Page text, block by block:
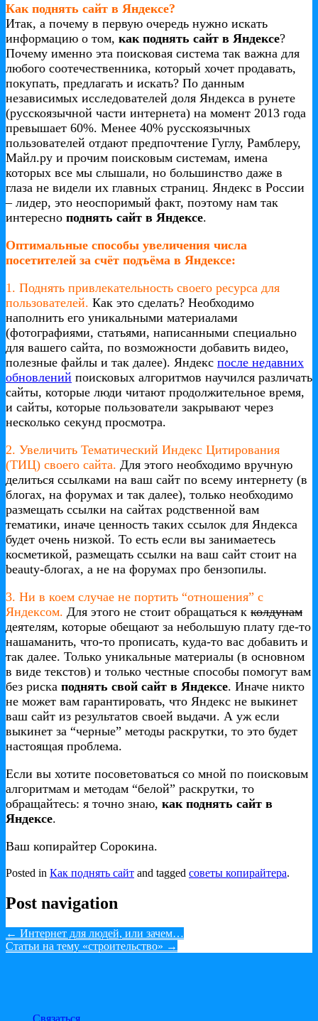
Как поднять сайт в Яндексе?
Итак, а почему в первую очередь нужно искать
информацию о том, как поднять сайт в Яндексе?
Почему именно эта поисковая система так важна для
любого соотечественника, который хочет продавать,
покупать, предлагать и искать? По данным
независимых исследователей доля Яндекса в рунете
(русскоязычной части интернета) на момент 2013 года
превышает 60%. Менее 40% русскоязычных
пользователей отдают предпочтение Гуглу, Рамблеру,
Майл.ру и прочим поисковым системам, имена
которых все мы слышали, но большинство даже в
глаза не видели их главных страниц. Яндекс в России
– лидер, это неоспоримый факт, поэтому нам так
интересно поднять сайт в Яндексе.
Оптимальные способы увеличения числа
посетителей за счёт подъёма в Яндексе:
1. Поднять привлекательность своего ресурса для
пользователей. Как это сделать? Необходимо
наполнить его уникальными материалами
(фотографиями, статьями, написанными специально
для вашего сайта, по возможности добавить видео,
полезные файлы и так далее). Яндекс после недавних
обновлений поисковых алгоритмов научился различать
сайты, которые люди читают продолжительное время,
и сайты, которые пользователи закрывают через
несколько секунд просмотра.
2. Увеличить Тематический Индекс Цитирования
(ТИЦ) своего сайта. Для этого необходимо вручную
делиться ссылками на ваш сайт по всему интернету (в
блогах, на форумах и так далее), только необходимо
размещать ссылки на сайтах родственной вам
тематики, иначе ценность таких ссылок для Яндекса
будет очень низкой. То есть если вы занимаетесь
косметикой, размещать ссылки на ваш сайт стоит на
beauty-блогах, а не на форумах про бензопилы.
3. Ни в коем случае не портить “отношения” с
Яндексом. Для этого не стоит обращаться к колдунам
деятелям, которые обещают за небольшую плату где-то
нашаманить, что-то прописать, куда-то вас добавить и
так далее. Только уникальные материалы (в основном
в виде текстов) и только честные способы помогут вам
без риска поднять свой сайт в Яндексе. Иначе никто
не может вам гарантировать, что Яндекс не выкинет
ваш сайт из результатов своей выдачи. А уж если
выкинет за “черные” методы раскрутки, то это будет
настоящая проблема.
Если вы хотите посоветоваться со мной по поисковым
алгоритмам и методам “белой” раскрутки, то
обращайтесь: я точно знаю, как поднять сайт в
Яндексе.
Ваш копирайтер Сорокина.
Posted in Как поднять сайт and tagged советы копирайтера.
Post navigation
← Интернет для людей, или зачем…
Статьи на тему «строительство» →
Связаться